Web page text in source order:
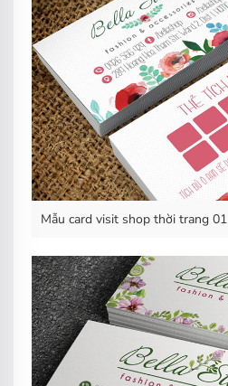
Mẫu card visit shop thời trang 01